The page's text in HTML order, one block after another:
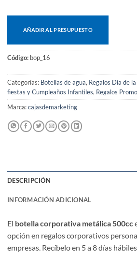
AÑADIR AL PRESUPUESTO
Código: bop_16
Categorías: Botellas de agua, Regalos Día de
fiestas y Cumpleaños Infantiles, Regalos
Marca:cajasdemarketing
DESCRIPCIÓN
INFORMACIÓN ADICIONAL
El botella corporativa metálica 500cc
opción en regalos corporativos
empresas. Recíbelo en 5 a 8 días